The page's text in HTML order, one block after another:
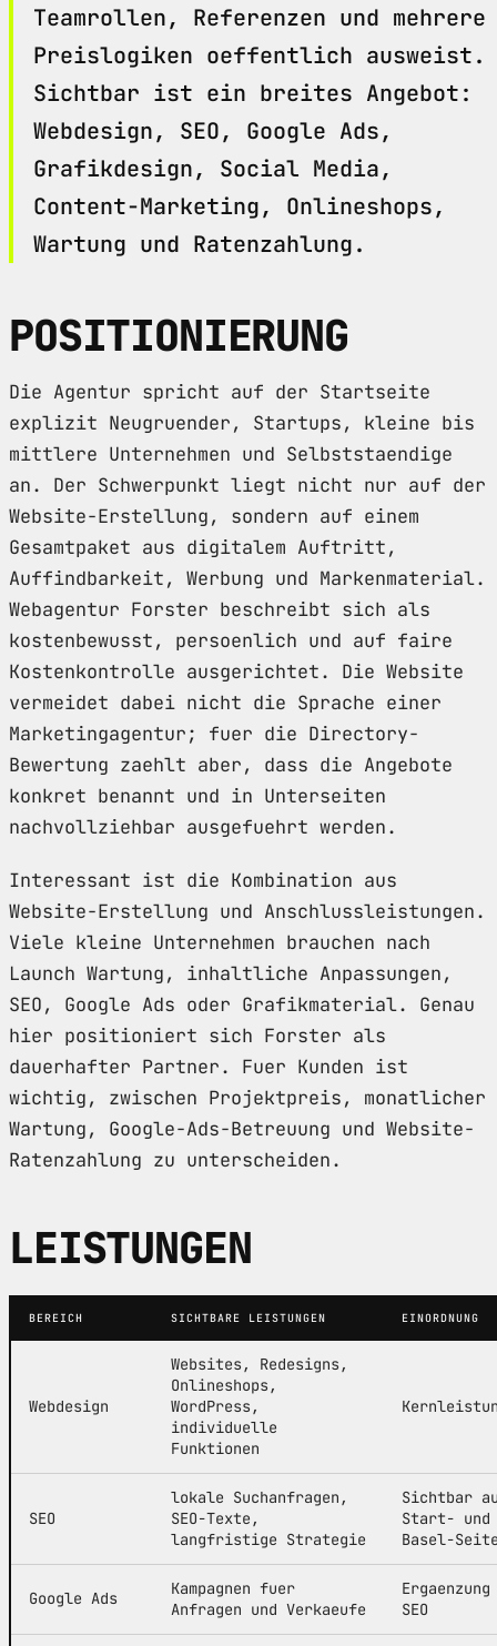
Teamrollen, Referenzen und mehrere
Preislogiken oeffentlich ausweist.
Sichtbar ist ein breites Angebot:
Webdesign, SEO, Google Ads,
Grafikdesign, Social Media,
Content-Marketing, Onlineshops,
Wartung und Ratenzahlung.
POSITIONIERUNG
Die Agentur spricht auf der Startseite
explizit Neugruender, Startups, kleine bis
mittlere Unternehmen und Selbststaendige
an. Der Schwerpunkt liegt nicht nur auf der
Website-Erstellung, sondern auf einem
Gesamtpaket aus digitalem Auftritt,
Auffindbarkeit, Werbung und Markenmaterial.
Webagentur Forster beschreibt sich als
kostenbewusst, persoenlich und auf faire
Kostenkontrolle ausgerichtet. Die Website
vermeidet dabei nicht die Sprache einer
Marketingagentur; fuer die Directory-
Bewertung zaehlt aber, dass die Angebote
konkret benannt und in Unterseiten
nachvollziehbar ausgefuehrt werden.
Interessant ist die Kombination aus
Website-Erstellung und Anschlussleistungen.
Viele kleine Unternehmen brauchen nach
Launch Wartung, inhaltliche Anpassungen,
SEO, Google Ads oder Grafikmaterial. Genau
hier positioniert sich Forster als
dauerhafter Partner. Fuer Kunden ist
wichtig, zwischen Projektpreis, monatlicher
Wartung, Google-Ads-Betreuung und Website-
Ratenzahlung zu unterscheiden.
LEISTUNGEN
BEREICH SICHTBARE LEISTUNGEN EINORDNUNG
Webdesign
Websites, Redesigns,
Onlineshops,
WordPress,
individuelle
Funktionen
SEO
lokale Suchanfragen,
SEO-Texte,
langfristige Strategie
Sichtbar
Start- und
Basel-
Google Ads
Kampagnen fuer
Anfragen und Verkaeufe
SEO